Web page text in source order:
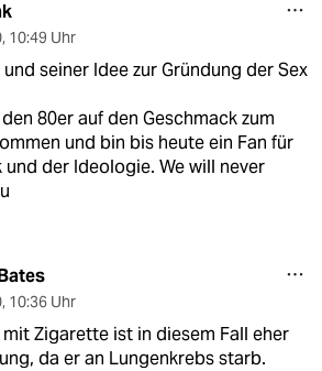
, 10:49 Uhr
und seiner Idee zur Gründung der Sex
80er auf den Geschmack zum
und bin bis heute ein Fan für
und der Ideologie. We will never
, 10:36 Uhr
Zigarette ist in diesem Fall eher
da er an Lungenkrebs starb.